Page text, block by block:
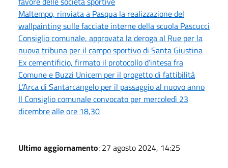
Maltempo, rinviata a Pasqua la realizzazione del
wallpainting sulle facciate interne della scuola Pascucci
Consiglio comunale, approvata la deroga al Rue per la
nuova tribuna per il campo sportivo di Santa Giustina
Ex cementificio, firmato il protocollo d’intesa fra
Comune e Buzzi Unicem per il progetto di fattibilità
L’Arca di Santarcangelo per il passaggio al nuovo anno
Il Consiglio comunale convocato per mercoledì 23
dicembre alle ore 18,30
Ultimo aggiornamento: 27 agosto 2024, 14:25